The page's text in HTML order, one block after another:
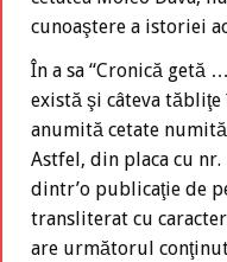
cunoaştere a istoriei
În a sa “Cronică getă
există şi câteva tăbliţe
anumită cetate numită
Astfel, din placa cu
dintr’o publicaţie de
transliterat cu
are următorul